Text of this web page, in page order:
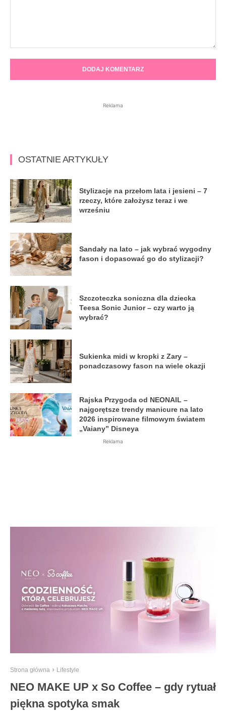
Reklama
OSTATNIE ARTYKUŁY
Stylizacje na przełom lata i jesieni – 7
rzeczy, które założysz teraz i we
wrześniu
Sandały na lato – jak wybrać wygodny
fason i dopasować go do stylizacji?
Szczoteczka soniczna dla dziecka
Teesa Sonic Junior – czy warto ją
wybrać?
Sukienka midi w kropki z Zary –
ponadczasowy fason na wiele okazji
Rajska Przygoda od NEONAIL –
najgorętsze trendy manicure na lato
2026 inspirowane filmowym światem
„Vaiany” Disneya
Reklama